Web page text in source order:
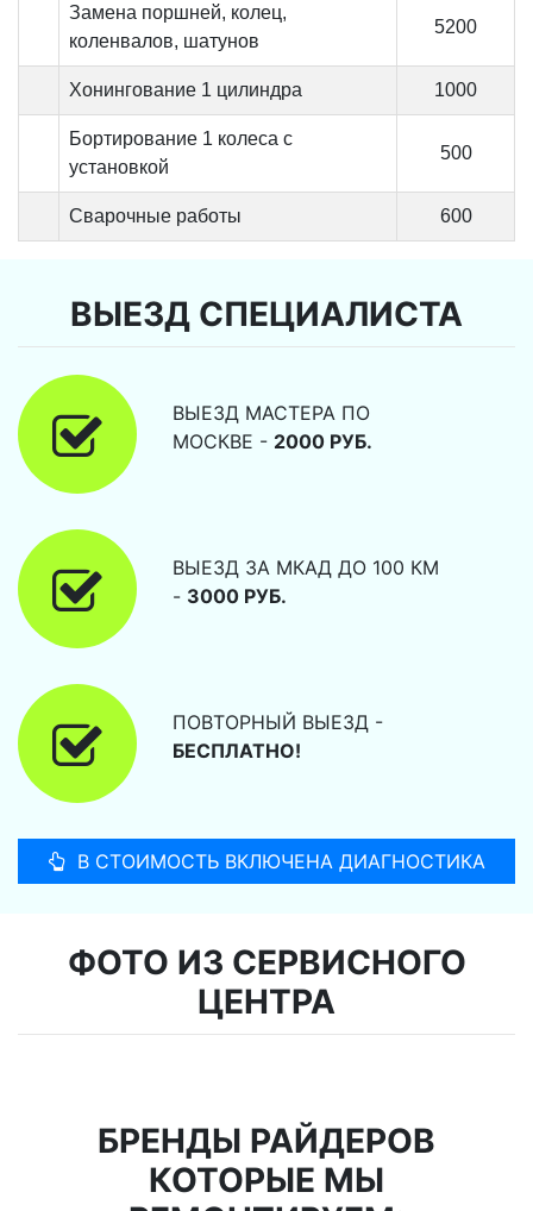
Замена поршней, колец,
коленвалов, шатунов
5200
Хонингование 1 цилиндра 1000
Бортирование 1 колеса с
установкой
500
Сварочные работы 600
ВЫЕЗД СПЕЦИАЛИСТА
ВЫЕЗД МАСТЕРА ПО
МОСКВЕ - 2000 РУБ.
ВЫЕЗД ЗА МКАД ДО 100 КМ
- 3000 РУБ.
ПОВТОРНЫЙ ВЫЕЗД -
БЕСПЛАТНО!
В СТОИМОСТЬ ВКЛЮЧЕНА ДИАГНОСТИКА
ФОТО ИЗ СЕРВИСНОГО
ЦЕНТРА
БРЕНДЫ РАЙДЕРОВ
КОТОРЫЕ МЫ